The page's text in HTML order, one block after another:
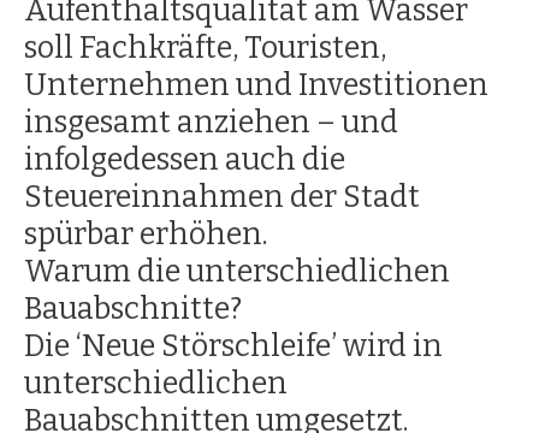
Aufenthaltsqualität am Wasser
soll Fachkräfte, Touristen,
Unternehmen und Investitionen
insgesamt anziehen – und
infolgedessen auch die
Steuereinnahmen der Stadt
spürbar erhöhen.
Warum die unterschiedlichen
Bauabschnitte?
Die ‘Neue Störschleife’ wird in
unterschiedlichen
Bauabschnitten umgesetzt.